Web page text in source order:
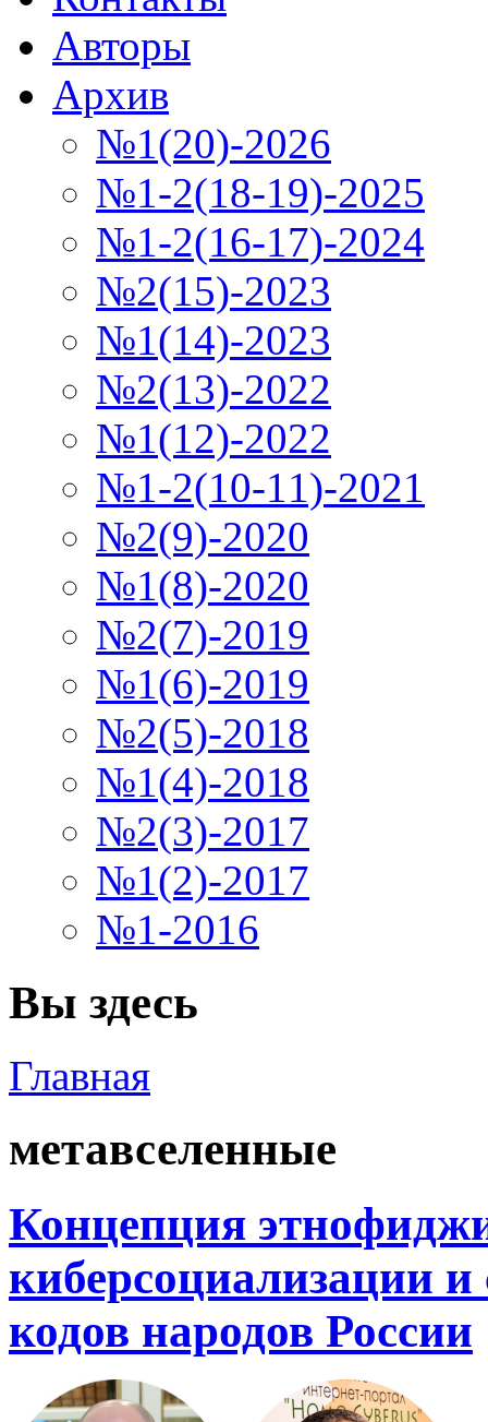
Авторы
Архив
№1(20)-2026
№1-2(18-19)-2025
№1-2(16-17)-2024
№2(15)-2023
№1(14)-2023
№2(13)-2022
№1(12)-2022
№1-2(10-11)-2021
№2(9)-2020
№1(8)-2020
№2(7)-2019
№1(6)-2019
№2(5)-2018
№1(4)-2018
№2(3)-2017
№1(2)-2017
№1-2016
Вы здесь
Главная
метавселенные
Концепция
киберсоциализации
кодов народов России